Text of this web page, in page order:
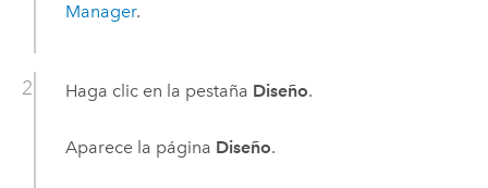
Manager.
Haga clic en la pestaña Diseño.
Aparece la página Diseño.